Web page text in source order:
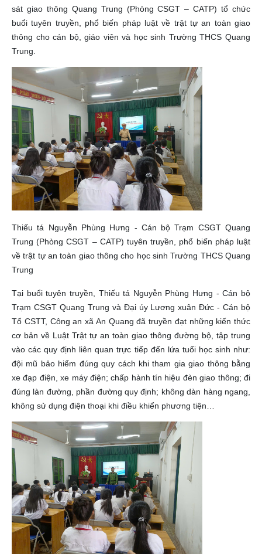
sát giao thông Quang Trung (Phòng CSGT – CATP) tổ chức
buổi tuyên truyền, phổ biến pháp luật về trật tự an toàn giao
thông cho cán bộ, giáo viên và học sinh Trường THCS Quang
Trung.
Thiếu tá Nguyễn Phùng Hưng - Cán bộ Trạm CSGT Quang
Trung (Phòng CSGT – CATP) tuyên truyền, phổ biến pháp luật
về trật tự an toàn giao thông cho học sinh Trường THCS Quang
Trung
Tại buổi tuyên truyền, Thiếu tá Nguyễn Phùng Hưng - Cán bộ
Trạm CSGT Quang Trung và Đại úy Lương xuân Đức - Cán bộ
Tổ CSTT, Công an xã An Quang đã truyền đạt những kiến thức
cơ bản về Luật Trật tự an toàn giao thông đường bộ, tập trung
vào các quy định liên quan trực tiếp đến lứa tuổi học sinh như:
đội mũ bảo hiểm đúng quy cách khi tham gia giao thông bằng
xe đạp điện, xe máy điện; chấp hành tín hiệu đèn giao thông; đi
đúng làn đường, phần đường quy định; không dàn hàng ngang,
không sử dụng điện thoại khi điều khiển phương tiện…